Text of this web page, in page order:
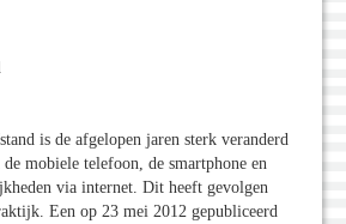
is de afgelopen jaren sterk veranderd
mobiele telefoon, de smartphone en
via internet. Dit heeft gevolgen
Een op 23 mei 2012 gepubliceerd